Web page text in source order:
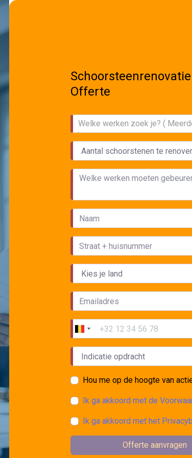
Offerte
Welke werken zoek je? (
)
Hou me op de hoogte van
Ik ga akkoord met de
Ik ga akkoord met het
Offerte aanvragen